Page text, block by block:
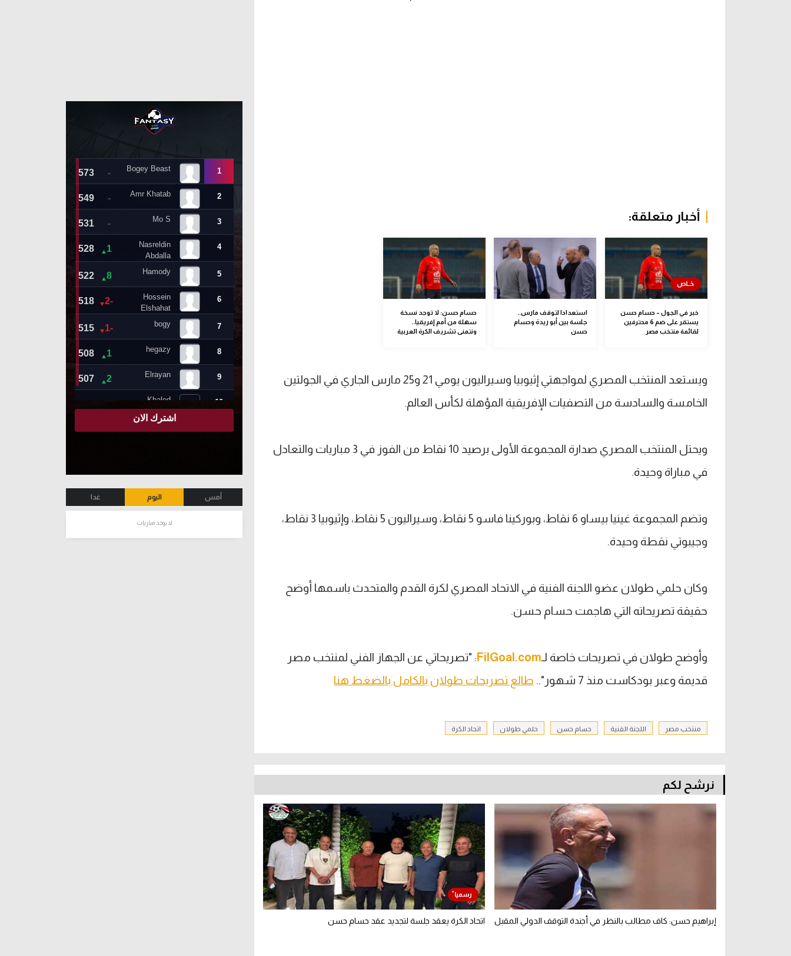
أخبار متعلقة:
خبر في الجول – حسام حسن
يستقر على ضم 6 محترفين
لقائمة منتخب مصر
استعدادا لتوقف مارس..
جلسة بين أبو ريدة وحسام
حسن
حسام حسن: لا توجد نسخة
سهلة من أمم إفريقيا..
ونتمنى تشريف الكرة العربية
ويستعد المنتخب المصري لمواجهتي إثيوبيا وسيراليون يومي 21 و25 مارس الجاري في الجولتين
الخامسة والسادسة من التصفيات الإفريقية المؤهلة لكأس العالم.
ويحتل المنتخب المصري صدارة المجموعة الأولى برصيد 10 نقاط من الفوز في 3 مباريات والتعادل
في مباراة وحيدة.
وتضم المجموعة غينيا بيساو 6 نقاط، وبوركينا فاسو 5 نقاط، وسيراليون 5 نقاط، وإثيوبيا 3 نقاط،
وجيبوتي نقطة وحيدة.
وكان حلمي طولان عضو اللجنة الفنية في الاتحاد المصري لكرة القدم والمتحدث باسمها أوضح
حقيقة تصريحاته التي هاجمت حسام حسن.
وأوضح طولان في تصريحات خاصة لـFilGoal.com: "تصريحاتي عن الجهاز الفني لمنتخب مصر
قديمة وعبر بودكاست منذ 7 شهور"..
طالع تصريحات طولان بالكامل بالضغط هنا
منتخب مصر اللجنة الفنية حسام حسن حلمي طولان اتحاد الكرة
نرشح لكم
إبراهيم حسن: كاف مطالب بالنظر في أجندة التوقف الدولي المقبل اتحاد الكرة يعقد جلسة لتجديد عقد حسام حسن
أمس اليوم غدا
لا يوجد مباريات